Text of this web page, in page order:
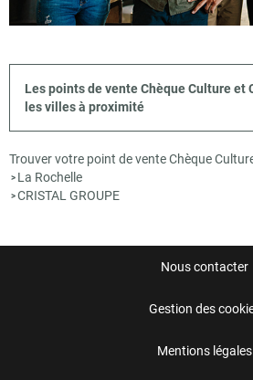
Les points de vente Chèque Culture et
les villes à proximité
Trouver votre point de vente Chèque
> La Rochelle
>CRISTAL GROUPE
Nous contacter
Gestion des
Mentions légales